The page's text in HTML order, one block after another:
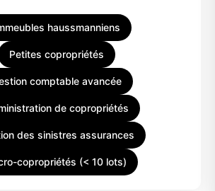
haussmanniens
Petites copropriétés
comptable avancée
de copropriétés
des sinistres assurances
copropriétés (< 10 lots)